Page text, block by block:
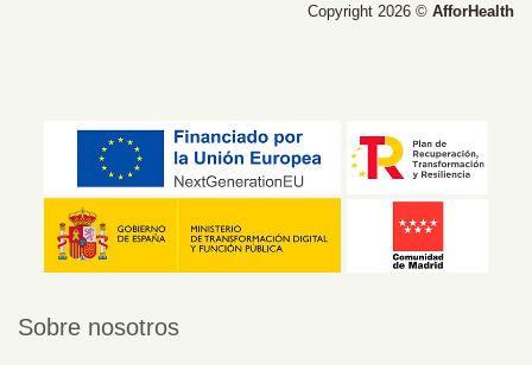
Copyright 2026 © AfforHealth
Sobre nosotros